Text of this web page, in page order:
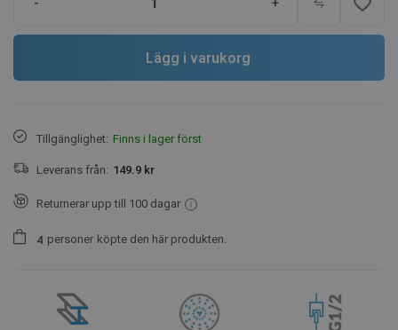
Lägg i varukorg
Tillgänglighet: Finns i lager först
Leverans från: 149.9 kr
Returnerar upp till 100 dagar
4 personer köpte den här produkten.